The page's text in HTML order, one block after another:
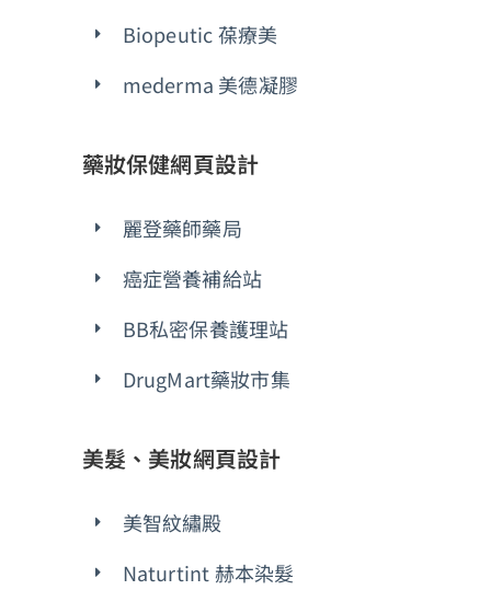
Biopeutic 葆療美
mederma 美德凝膠
藥妝保健網頁設計
麗登藥師藥局
癌症營養補給站
BB私密保養護理站
DrugMart藥妝市集
美髮、美妝網頁設計
美智紋繡殿
Naturtint 赫本染髮